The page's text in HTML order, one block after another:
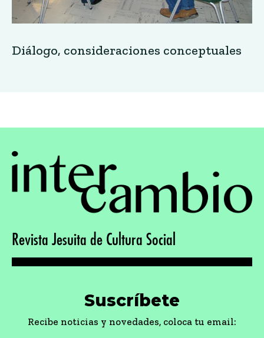
Diálogo, consideraciones conceptuales
Revista Jesuita de Cultura Social
Suscríbete
Recibe noticias y novedades, coloca tu email: